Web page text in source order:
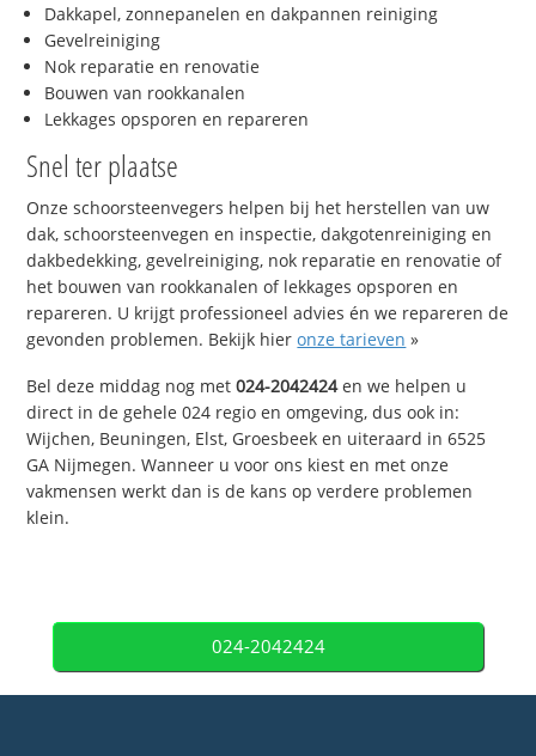
Dakkapel, zonnepanelen en dakpannen reiniging
Gevelreiniging
Nok reparatie en renovatie
Bouwen van rookkanalen
Lekkages opsporen en repareren
Snel ter plaatse
Onze schoorsteenvegers helpen bij het herstellen van uw
dak, schoorsteenvegen en inspectie, dakgotenreiniging en
dakbedekking, gevelreiniging, nok reparatie en renovatie of
het bouwen van rookkanalen of lekkages opsporen en
repareren. U krijgt professioneel advies én we repareren de
gevonden problemen. Bekijk hieronze tarieven »
Bel deze middag nog met024-2042424en we helpen u
direct in de gehele 024 regio en omgeving, dus ook in:
Wijchen, Beuningen, Elst, Groesbeek en uiteraard in 6525
GA Nijmegen. Wanneer u voor ons kiest en met onze
vakmensen werkt dan is de kans op verdere problemen
klein.
024-2042424